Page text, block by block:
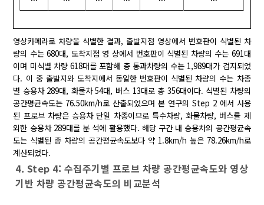
영상카메라로 차량을 식별한 결과, 출발지점 영상에서 번호판이 식별된 차
량의 수는 680대, 도착지점 영 상에서 번호판이 식별된 차량의 수는 691대
이며 미식별 차량 618대를 포함해 총 통과차량의 수는 1,989대가 검지되었
다. 이 중 출발지와 도착지에서 동일한 번호판이 식별된 차량의 수는 차종
별 승용차 289대, 화물차 54대, 버스 13대로 총 356대이다. 식별된 차량의
공간평균속도는 76.50km/h로 산출되었으며 본 연구의 Step 2 에서 사용
된 프로브 차량은 승용차 단일 차종이므로 특수차량, 화물차량, 버스를 제
외한 승용차 289대를 분 석에 활용했다. 해당 구간 내 승용차의 공간평균속
도는 식별된 총 차량의 공간평균속도보다 약 1.8km/h 높은 78.26km/h로
계산되었다.
4. Step 4: 수집주기별 프로브 차량 공간평균속도와 영상
기반 차량 공간평균속도의 비교분석